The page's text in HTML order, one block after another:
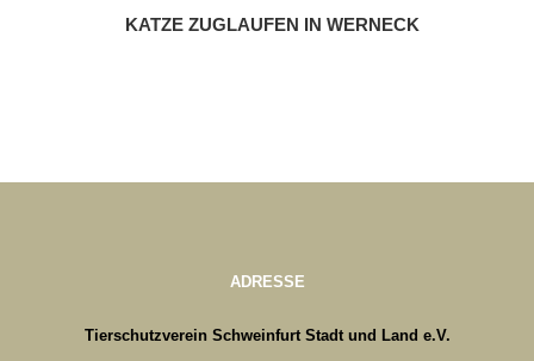
KATZE ZUGLAUFEN IN WERNECK
ADRESSE
Tierschutzverein Schweinfurt Stadt und Land e.V.